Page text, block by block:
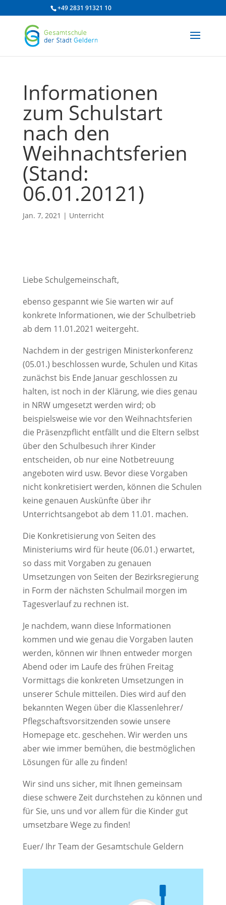
+49 2831 91321 10
Informationen
zum Schulstart
nach den
Weihnachtsferien
(Stand:
06.01.20121)
Jan. 7, 2021 | Unterricht
Liebe Schulgemeinschaft,
ebenso gespannt wie Sie warten wir auf
konkrete Informationen, wie der Schulbetrieb
ab dem 11.01.2021 weitergeht.
Nachdem in der gestrigen Ministerkonferenz
(05.01.) beschlossen wurde, Schulen und Kitas
zunächst bis Ende Januar geschlossen zu
halten, ist noch in der Klärung, wie dies genau
in NRW umgesetzt werden wird; ob
beispielsweise wie vor den Weihnachtsferien
die Präsenzpflicht entfällt und die Eltern selbst
über den Schulbesuch ihrer Kinder
entscheiden, ob nur eine Notbetreuung
angeboten wird usw. Bevor diese Vorgaben
nicht konkretisiert werden, können die Schulen
keine genauen Auskünfte über ihr
Unterrichtsangebot ab dem 11.01. machen.
Die Konkretisierung von Seiten des
Ministeriums wird für heute (06.01.) erwartet,
so dass mit Vorgaben zu genauen
Umsetzungen von Seiten der Bezirksregierung
in Form der nächsten Schulmail morgen im
Tagesverlauf zu rechnen ist.
Je nachdem, wann diese Informationen
kommen und wie genau die Vorgaben lauten
werden, können wir Ihnen entweder morgen
Abend oder im Laufe des frühen Freitag
Vormittags die konkreten Umsetzungen in
unserer Schule mitteilen. Dies wird auf den
bekannten Wegen über die Klassenlehrer/
Pflegschaftsvorsitzenden sowie unsere
Homepage etc. geschehen. Wir werden uns
aber wie immer bemühen, die bestmöglichen
Lösungen für alle zu finden!
Wir sind uns sicher, mit Ihnen gemeinsam
diese schwere Zeit durchstehen zu können und
für Sie, uns und vor allem für die Kinder gut
umsetzbare Wege zu finden!
Euer/ Ihr Team der Gesamtschule Geldern